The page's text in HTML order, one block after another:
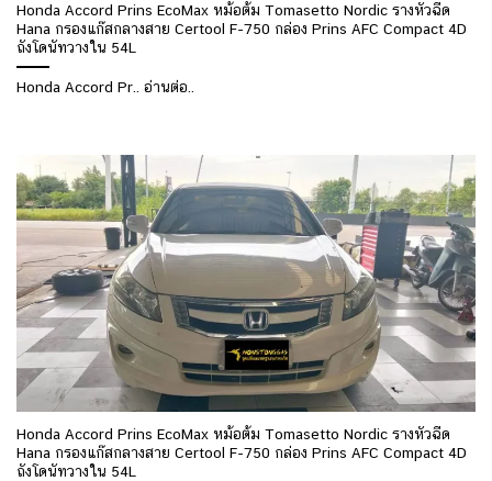
Honda Accord Prins EcoMax หม้อต้ม Tomasetto Nordic รางหัวฉีด
Hana กรองแก๊สกลางสาย Certool F-750 กล่อง Prins AFC Compact 4D
ถังโดนัทวางใน 54L
Honda Accord Pr.. อ่านต่อ..
Honda Accord Prins EcoMax หม้อต้ม Tomasetto Nordic รางหัวฉีด
Hana กรองแก๊สกลางสาย Certool F-750 กล่อง Prins AFC Compact 4D
ถังโดนัทวางใน 54L